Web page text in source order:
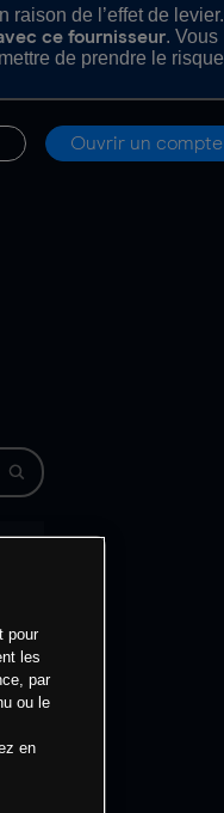
de l’effet de levier.
ce fournisseur. Vous
de prendre le risque
Ouvrir un compte
pour
les
par
ou le
en